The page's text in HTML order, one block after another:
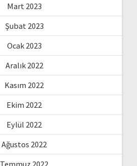
Mart 2023
Şubat 2023
Ocak 2023
Aralık 2022
Kasım 2022
Ekim 2022
Eylül 2022
Ağustos 2022
Temmuz 2022